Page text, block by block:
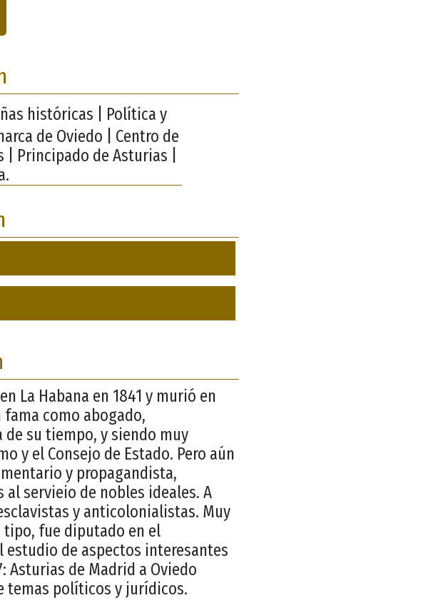
históricas | Política y
de Oviedo | Centro de
Principado de Asturias |
La Habana en 1841 y murió en
como abogado,
de su tiempo, y siendo muy
y el Consejo de Estado. Pero aún
y propagandista,
servieio de nobles ideales. A
y anticolonialistas. Muy
fue diputado en el
de aspectos interesantes
Asturias de Madrid a Oviedo
temas políticos y jurídicos.